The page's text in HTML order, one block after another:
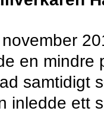
en mindre
samtidigt
inledde ett